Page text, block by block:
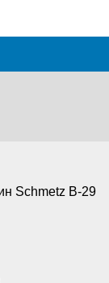
Schmetz B-29